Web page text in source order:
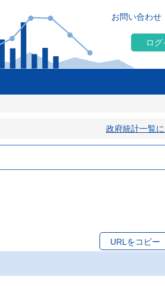
お問い合わせ
ログ
政府統計一覧
URLをコピー